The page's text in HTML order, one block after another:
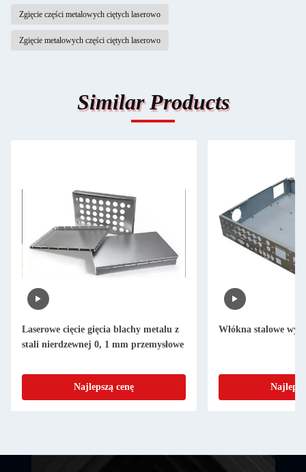
Zgięcie części metalowych ciętych laserowo
Zgięcie metalowych części ciętych laserowo
Similar Products
Laserowe cięcie gięcia blachy metalu z
stali nierdzewnej 0, 1 mm przemysłowe
Najlepszą cenę
Włókna stalowe